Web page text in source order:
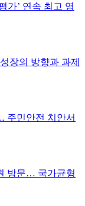
가’ 연속 최고 영
장의 방향과 과제
주민안전 치안서
방문… 국가균형